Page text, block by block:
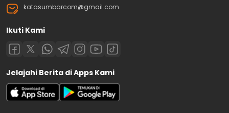
katasumbarcom@gmail.com
Ikuti Kami
Jelajahi Berita di Apps Kami